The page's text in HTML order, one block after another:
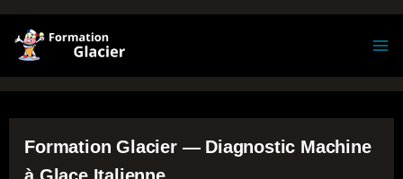
Formation Glacier — Diagnostic Machine